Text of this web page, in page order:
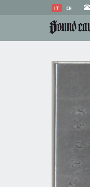
EN
IT